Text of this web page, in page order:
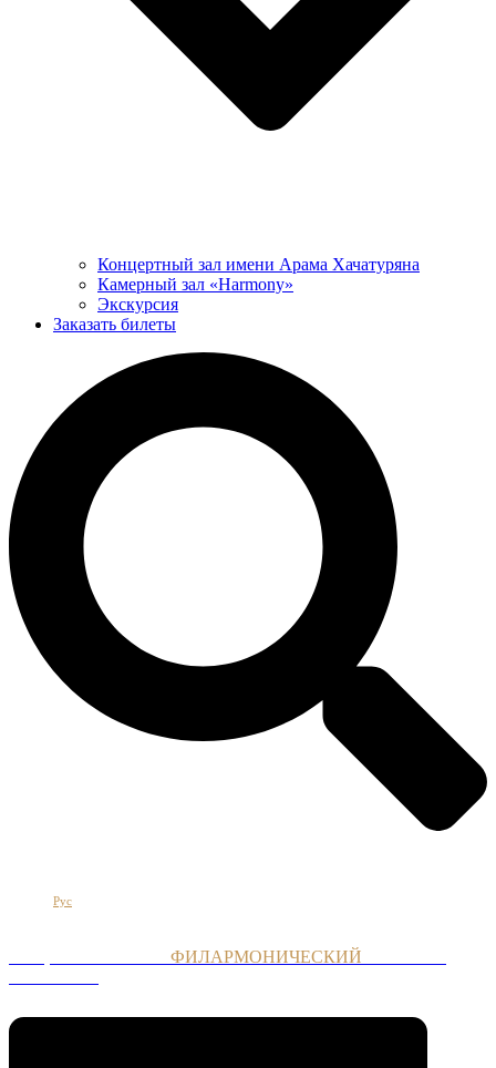
Концертный зал имени Арама Хачатуряна
Камерный зал «Harmony»
Экскурсия
Заказать билеты
Рус
ФИЛАРМОНИЧЕСКИЙ